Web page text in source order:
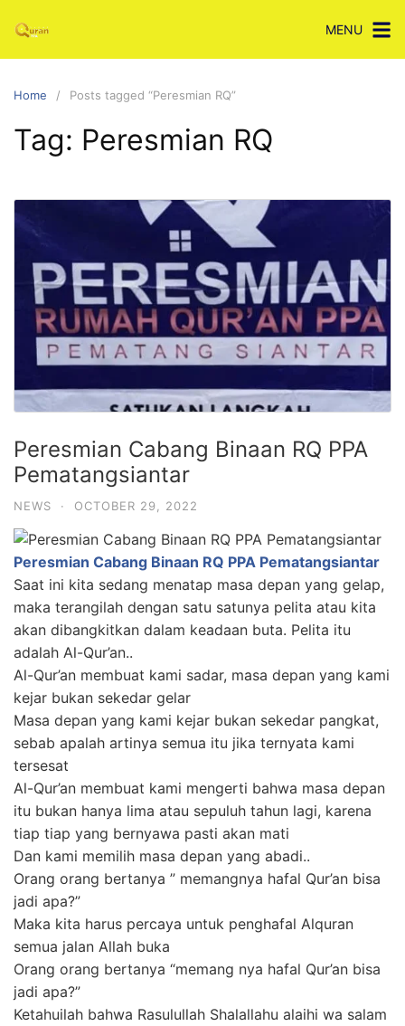
content
MENU
Home Posts tagged “Peresmian RQ”
Tag: Peresmian RQ
Peresmian Cabang Binaan RQ PPA
Pematangsiantar
NEWS · OCTOBER 29, 2022
Peresmian Cabang Binaan RQ PPA Pematangsiantar
Saat ini kita sedang menatap masa depan yang gelap,
maka terangilah dengan satu satunya pelita atau kita
akan dibangkitkan dalam keadaan buta. Pelita itu
adalah Al-Qur’an..
Al-Qur’an membuat kami sadar, masa depan yang kami
kejar bukan sekedar gelar
Masa depan yang kami kejar bukan sekedar pangkat,
sebab apalah artinya semua itu jika ternyata kami
tersesat
Al-Qur’an membuat kami mengerti bahwa masa depan
itu bukan hanya lima atau sepuluh tahun lagi, karena
tiap tiap yang bernyawa pasti akan mati
Dan kami memilih masa depan yang abadi..
Orang orang bertanya ” memangnya hafal Qur’an bisa
jadi apa?”
Maka kita harus percaya untuk penghafal Alquran
semua jalan Allah buka
Orang orang bertanya “memang nya hafal Qur’an bisa
jadi apa?”
Ketahuilah bahwa Rasulullah Shalallahu alaihi wa salam